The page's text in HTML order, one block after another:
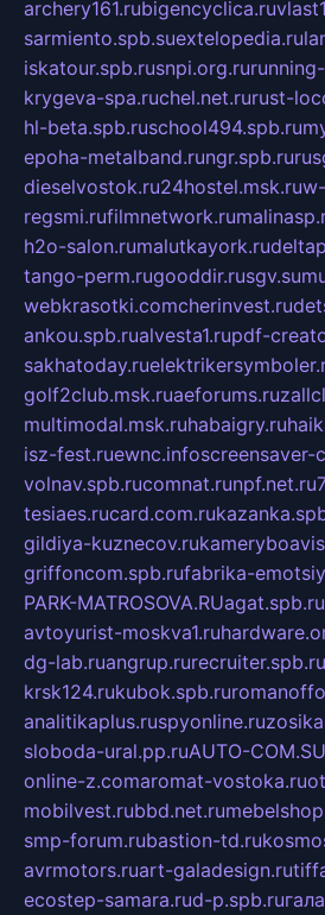
archery161.rubigencyclica.ru
sarmiento.spb.suextelopedia.ru
iskatour.spb.rusnpi.org.ru
krygeva-spa.ruchel.net.rurust-
hl-beta.spb.ruschool494.spb.ru
epoha-metalband.rungr.spb.ru
dieselvostok.ru24hostel.msk.ru
regsmi.rufilmnetwork.ru
h2o-salon.rumalutkayork.ru
tango-perm.rugooddir.rusgv.su
webkrasotki.comcherinvest.ru
ankou.spb.rualvesta1.rupdf-
sakhatoday.ru
golf2club.msk.ruaeforums.ru
multimodal.msk.ruhabaigry.ru
isz-fest.ruewnc.infoscreensaver-
volnav.spb.rucomnat.runpf.net.ru
tesiaes.rucard.com.ru
gildiya-kuznecov.ru
griffoncom.spb.rufabrika-
PARK-MATROSOVA.RUagat.spb.ru
avtoyurist-moskva1.ru
dg-lab.ruangrup.rurecruiter.spb.ru
krsk124.rukubok.spb.ru
analitikaplus.ruspyonline.ru
sloboda-ural.pp.ruAUTO-COM.SU
online-z.comaromat-vostoka.ru
mobilvest.rubbd.net.ru
smp-forum.rubastion-td.ru
avrmotors.ruart-galadesign.ru
ecostep-samara.rud-p.spb.ru